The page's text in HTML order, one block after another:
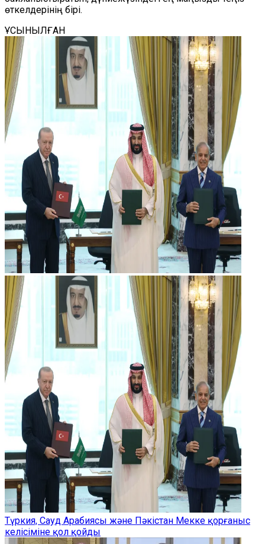
өткелдерінің бірі.
ҰСЫНЫЛҒАН
Түркия, Сауд Арабиясы және Пәкістан Мекке қорғаныс
келісіміне қол қойды